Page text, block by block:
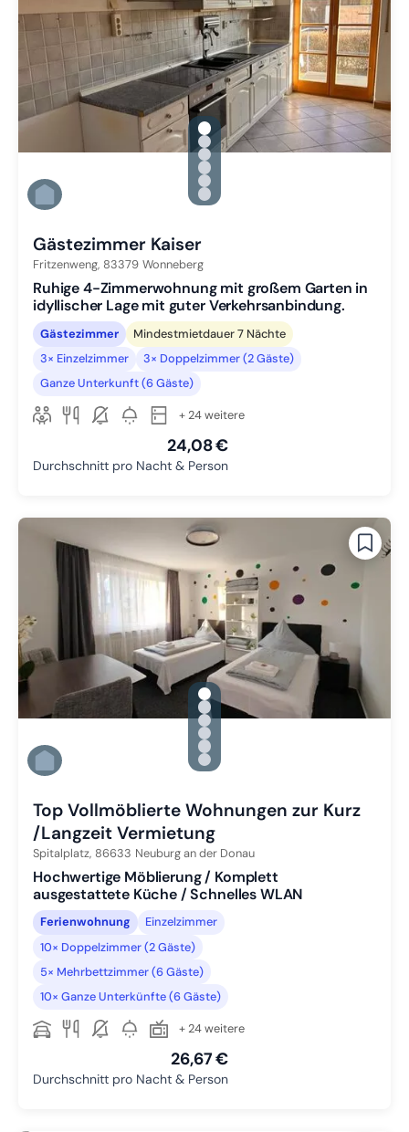
gallery.slide_selector
Zu Slide 1 wechseln
Zu Slide 2 wechseln
Zu Slide 3 wechseln
Zu Slide 4 wechseln
Zu Slide 5 wechseln
Zu Slide 6 wechseln
Gästezimmer Kaiser
Fritzenweng, 83379 Wonneberg
Ruhige 4-Zimmerwohnung mit großem Garten in
idyllischer Lage mit guter Verkehrsanbindung.
Gästezimmer
Mindestmietdauer 7 Nächte
3× Einzelzimmer
3× Doppelzimmer (2 Gäste)
Ganze Unterkunft (6 Gäste)
+ 24 weitere
24,08 €
Durchschnitt pro Nacht & Person
gallery.slide_selector
Zu Slide 1 wechseln
Zu Slide 2 wechseln
Zu Slide 3 wechseln
Zu Slide 4 wechseln
Zu Slide 5 wechseln
Zu Slide 6 wechseln
Top Vollmöblierte Wohnungen zur Kurz
/Langzeit Vermietung
Spitalplatz, 86633 Neuburg an der Donau
Hochwertige Möblierung / Komplett
ausgestattete Küche / Schnelles WLAN
Ferienwohnung
Einzelzimmer
10× Doppelzimmer (2 Gäste)
5× Mehrbettzimmer (6 Gäste)
10× Ganze Unterkünfte (6 Gäste)
+ 24 weitere
26,67 €
Durchschnitt pro Nacht & Person